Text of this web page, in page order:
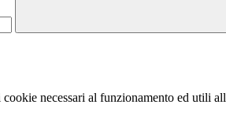
necessari al funzionamento ed utili